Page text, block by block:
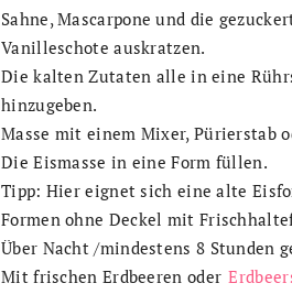
Sahne, Mascarpone und die
Vanilleschote auskratzen.
Die kalten Zutaten alle in eine
hinzugeben.
Masse mit einem Mixer, Pürierstab
Die Eismasse in eine Form füllen.
Tipp: Hier eignet sich eine alte
Formen ohne Deckel mit
Über Nacht /mindestens 8 Stunden
Mit frischen Erdbeeren oder